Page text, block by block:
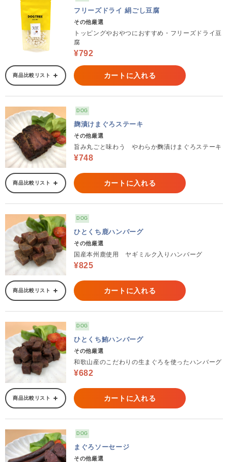
フリーズドライ 絹ごし豆腐
その他厳選
トッピングやおやつにおすすめ・フリーズドライ豆
腐
¥792
商品比較リスト カートに入れる
DOG
麹漬けまぐろステーキ
その他厳選
旨み丸ごと味わう やわらか麴漬けまぐろステーキ
¥748
商品比較リスト カートに入れる
DOG
ひとくち鹿ハンバーグ
その他厳選
国産本州鹿使用 ヤギミルク入りハンバーグ
¥825
商品比較リスト カートに入れる
DOG
ひとくち鮪ハンバーグ
その他厳選
和歌山産のこだわりの生まぐろを使ったハンバーグ
¥682
商品比較リスト カートに入れる
DOG
まぐろソーセージ
その他厳選